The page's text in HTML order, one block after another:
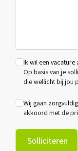
Ik wil een vacature
Op basis van je
die wellicht bij jou
Wij gaan
akkoord met de
Solliciteren